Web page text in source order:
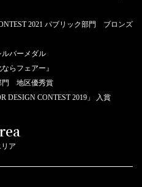
2021 パブリック部門 ブロンズ
ルバーメダル
らフェアー』
門 地区優秀賞
DESIGN CONTEST 2019」 入賞
リア